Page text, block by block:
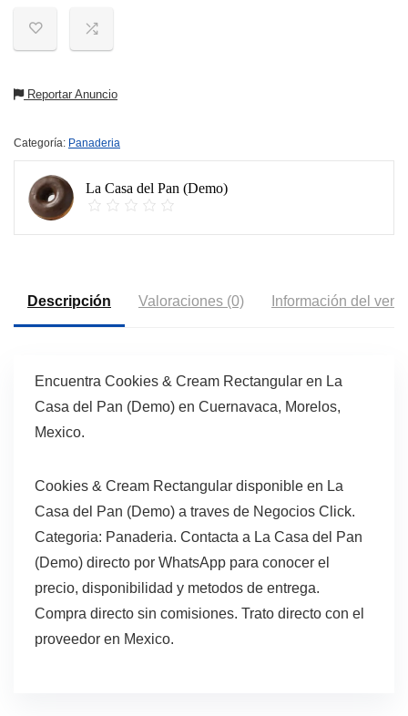
Reportar Anuncio
Categoría: Panaderia
La Casa del Pan (Demo)
Descripción Valoraciones (0) Información del
Encuentra Cookies & Cream Rectangular en La
Casa del Pan (Demo) en Cuernavaca, Morelos,
Mexico.
Cookies & Cream Rectangular disponible en La
Casa del Pan (Demo) a traves de Negocios Click.
Categoria: Panaderia. Contacta a La Casa del Pan
(Demo) directo por WhatsApp para conocer el
precio, disponibilidad y metodos de entrega.
Compra directo sin comisiones. Trato directo con el
proveedor en Mexico.